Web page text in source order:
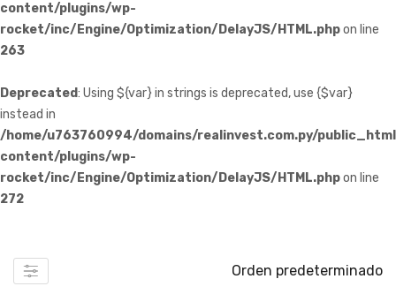
content/plugins/wp-
rocket/inc/Engine/Optimization/DelayJS/HTML.phpon line
263
Deprecated: Using ${var} in strings is deprecated, use {$var}
instead in
/home/u763760994/domains/realinvest.com.py/
content/plugins/wp-
rocket/inc/Engine/Optimization/DelayJS/HTML.phpon line
272
Orden predeterminado